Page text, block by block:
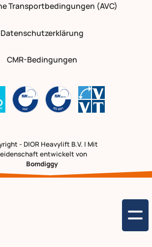
Transportbedingungen (AVC)
Datenschutzerklärung
CMR-Bedingungen
- DIOR Heavylift B.V. | Mit
entwickelt von
Bomdiggy